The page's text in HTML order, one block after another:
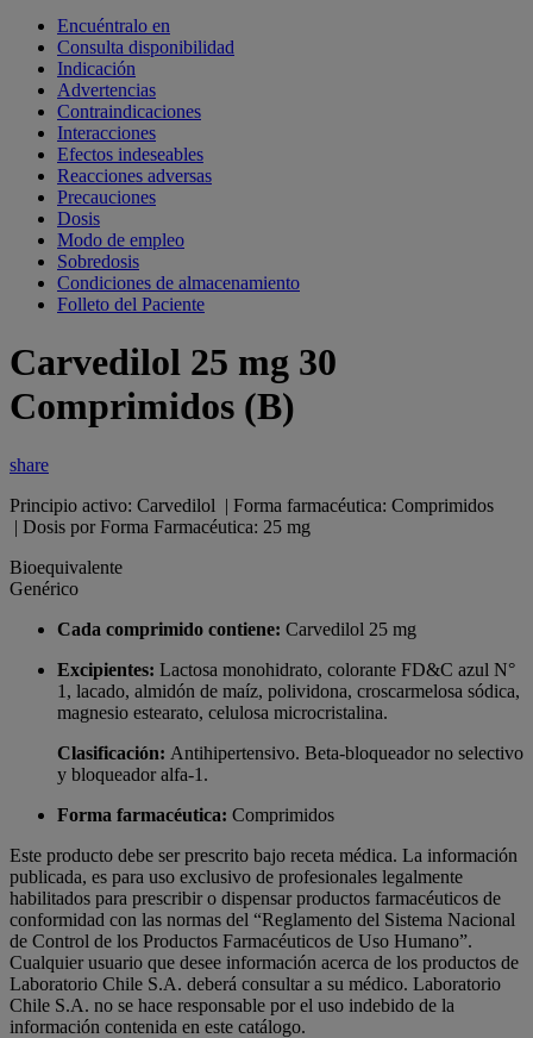
Encuéntralo en
Consulta disponibilidad
Indicación
Advertencias
Contraindicaciones
Interacciones
Efectos indeseables
Reacciones adversas
Precauciones
Dosis
Modo de empleo
Sobredosis
Condiciones de almacenamiento
Folleto del Paciente
Carvedilol 25 mg 30
Comprimidos (B)
share
Principio activo: Carvedilol | Forma farmacéutica: Comprimidos
| Dosis por Forma Farmacéutica: 25 mg
Bioequivalente
Genérico
Cada comprimido contiene: Carvedilol 25 mg
Excipientes: Lactosa monohidrato, colorante FD&C azul N°
1, lacado, almidón de maíz, polividona, croscarmelosa sódica,
magnesio estearato, celulosa microcristalina.
Clasificación: Antihipertensivo. Beta-bloqueador no selectivo
y bloqueador alfa-1.
Forma farmacéutica: Comprimidos
Este producto debe ser prescrito bajo receta médica. La información
publicada, es para uso exclusivo de profesionales legalmente
habilitados para prescribir o dispensar productos farmacéuticos de
conformidad con las normas del “Reglamento del Sistema Nacional
de Control de los Productos Farmacéuticos de Uso Humano”.
Cualquier usuario que desee información acerca de los productos de
Laboratorio Chile S.A. deberá consultar a su médico. Laboratorio
Chile S.A. no se hace responsable por el uso indebido de la
información contenida en este catálogo.